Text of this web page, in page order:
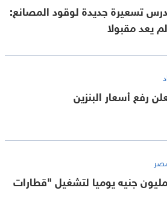
تسعيرة جديدة لوقود المصانع:
يعد مقبولا
رفع أسعار البنزين
جنيه يوميا لتشغيل "قطارات